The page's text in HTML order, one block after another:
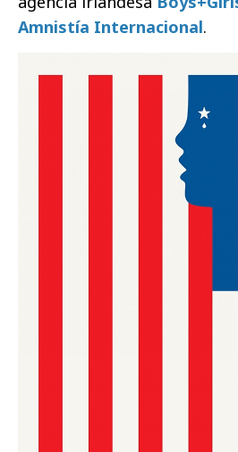
Amnistía Internacional.